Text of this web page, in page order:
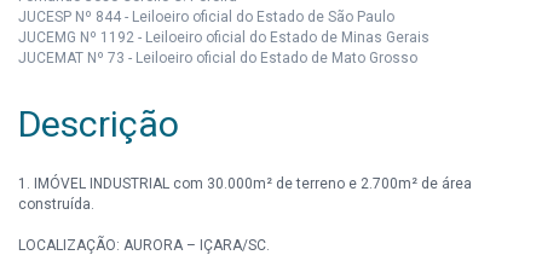
JUCESP Nº 844 - Leiloeiro oficial do Estado de São Paulo
JUCEMG Nº 1192 - Leiloeiro oficial do Estado de Minas Gerais
JUCEMAT Nº 73 - Leiloeiro oficial do Estado de Mato Grosso
Descrição
1. IMÓVEL INDUSTRIAL com 30.000m² de terreno e 2.700m² de área
construída.
LOCALIZAÇÃO: AURORA – IÇARA/SC.